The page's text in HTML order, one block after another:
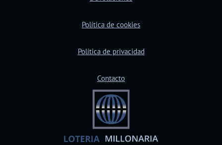
Política de cookies
Política de privacidad
Contacto